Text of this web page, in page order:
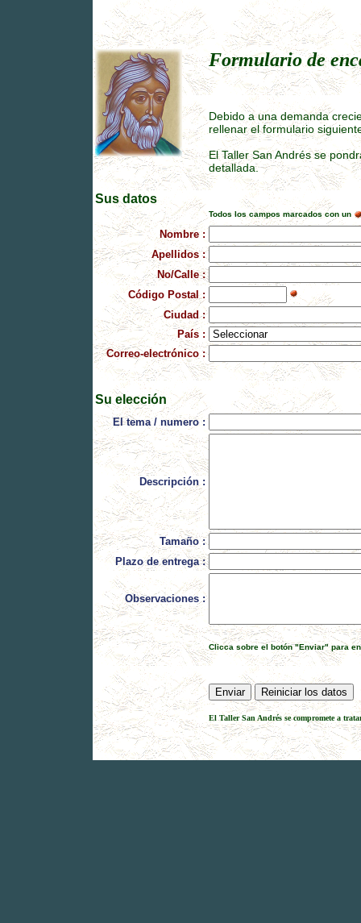
....................
Formulario de
Debido a una demanda
rellenar el formulario
El Taller San Andrés se
detallada.
Sus datos
Todos los campos marcados con un
Nombre :
Apellidos :
No/Calle :
Código Postal :
Ciudad :
País :
Correo-electrónico :
Su elección
El tema / numero :
Descripción :
Tamaño :
Plazo de entrega :
Observaciones :
Clicca sobre el botón "Enviar" para
El Taller San Andrés se compromete a